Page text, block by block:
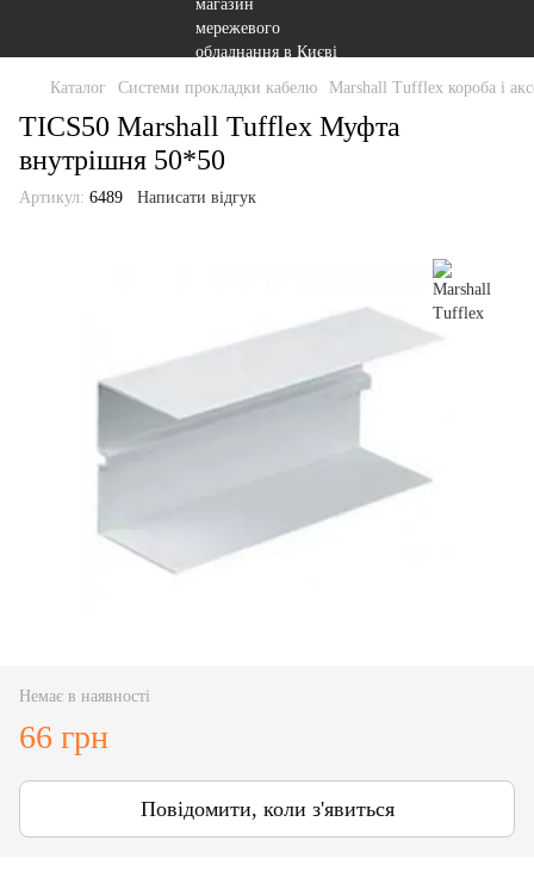
Каталог Системи прокладки кабелю Marshall Tufflex короба і
TICS50 Marshall Tufflex Муфта
внутрішня 50*50
Артикул: 6489 Написати відгук
Немає в наявності
66 грн
Повідомити, коли з'явиться